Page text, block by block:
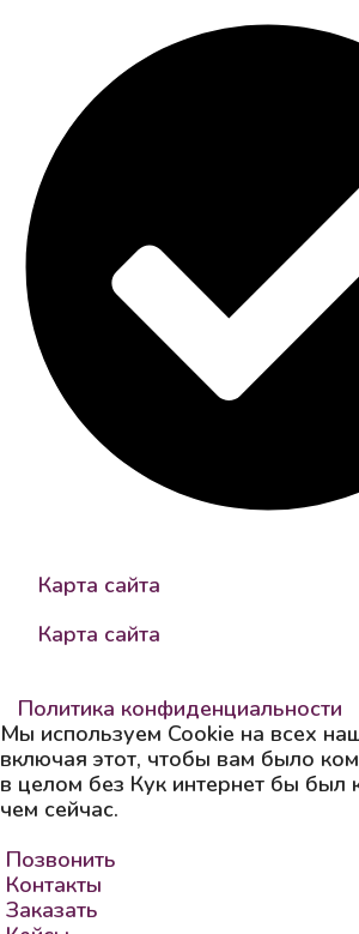
Карта сайта
Карта сайта
Политика конфиденциальности
Мы используем Cookie на всех
включая этот, чтобы вам было
в целом без Кук интернет бы был
чем сейчас.
Позвонить
Контакты
Заказать